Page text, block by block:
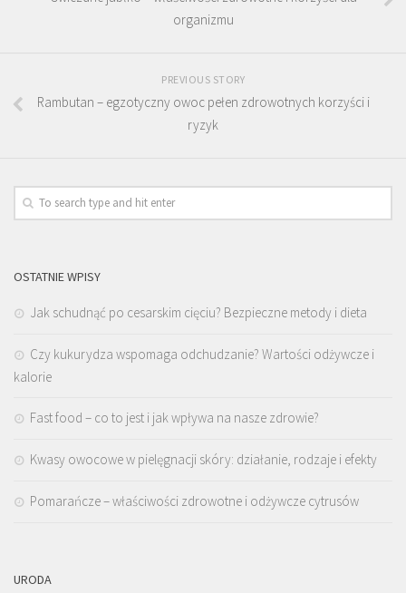
organizmu
PREVIOUS STORY
Rambutan – egzotyczny owoc pełen zdrowotnych korzyści i
ryzyk
OSTATNIE WPISY
Jak schudnąć po cesarskim cięciu? Bezpieczne metody i dieta
Czy kukurydza wspomaga odchudzanie? Wartości odżywcze i
kalorie
Fast food – co to jest i jak wpływa na nasze zdrowie?
Kwasy owocowe w pielęgnacji skóry: działanie, rodzaje i efekty
Pomarańcze – właściwości zdrowotne i odżywcze cytrusów
URODA